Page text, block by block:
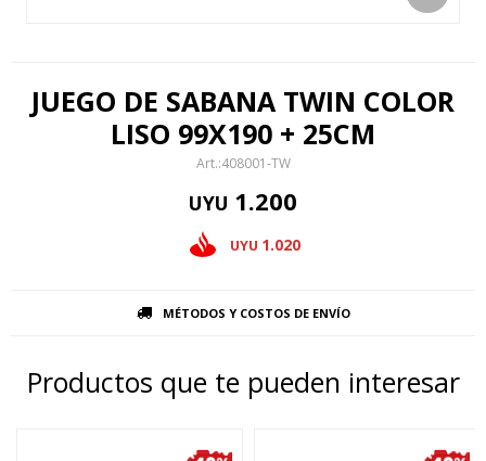
JUEGO DE SABANA TWIN COLOR
LISO 99X190 + 25CM
408001-TW
UYU 1.200
UYU 1.020
MÉTODOS Y COSTOS DE ENVÍO
Productos que te pueden interesar